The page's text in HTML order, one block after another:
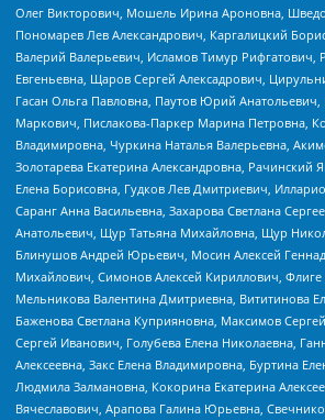
Олег Викторович, Мошель Ирина Ароновна,
Пономарев Лев Александрович, Каргалицкий
Валерий Валерьевич, Исламов Тимур Рифгатович,
Евгеньевна, Щаров Сергей Алексадрович,
Гасан Ольга Павловна, Паутов Юрий Анатольевич,
Маркович, Пислакова-Паркер Марина Петровна,
Владимировна, Чуркина Наталья Валерьевна,
Золотарева Екатерина Александровна, Рачинский
Елена Борисовна, Гудков Лев Дмитриевич,
Саранг Анна Васильевна, Захарова Светлана
Анатольевич, Щур Татьяна Михайловна, Щур
Блинушов Андрей Юрьевич, Мосин Алексей
Михайлович, Симонов Алексей Кириллович, Флиге
Мельникова Валентина Дмитриевна, Вититинова
Баженова Светлана Куприяновна, Максимов
Сергей Иванович, Голубева Елена Николаевна,
Алексеевна, Закс Елена Владимировна, Буртина
Людмила Залмановна, Кокорина Екатерина
Вячеславович, Арапова Галина Юрьевна,